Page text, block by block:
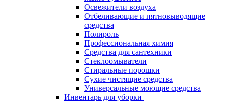
Освежители воздуха
Отбеливающие и пятновыводящие
средства
Полироль
Профессиональная химия
Средства для сантехники
Стеклоомыватели
Стиральные порошки
Сухие чистящие средства
Универсальные моющие средства
Инвентарь для уборки